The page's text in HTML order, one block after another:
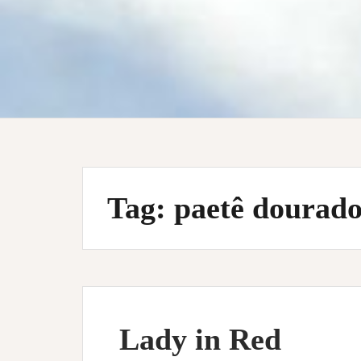
Tag: paetê
Lady in Red